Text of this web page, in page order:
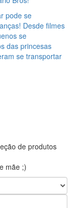
pode se
Desde filmes
se
das princesas
se transportar
de produtos
mãe ;)